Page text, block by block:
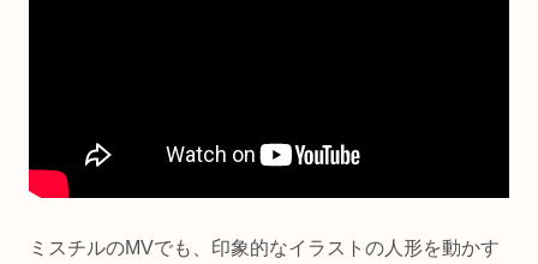
ミスチルのMVでも、印象的なイラストの人形を動かす